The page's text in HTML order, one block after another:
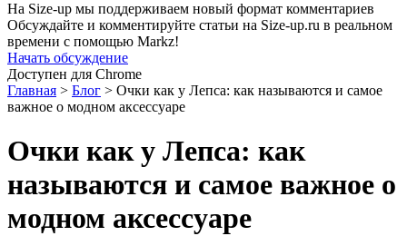
На Size-up мы поддерживаем новый формат комментариев
Обсуждайте и комментируйте статьи на Size-up.ru в реальном
времени с помощью Markz!
Начать обсуждение
Доступен для Chrome
Главная > Блог > Очки как у Лепса: как называются и самое
важное о модном аксессуаре
Очки как у Лепса: как
называются и самое важное о
модном аксессуаре